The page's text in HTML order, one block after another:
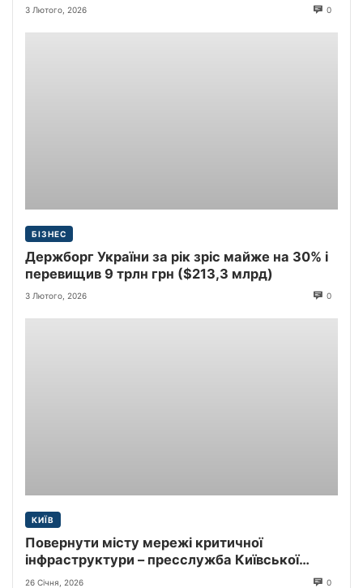
3 Лютого, 2026 0
БІЗНЕС
Держборг України за рік зріс майже на 30% і
перевищив 9 трлн грн ($213,3 млрд)
3 Лютого, 2026 0
КИЇВ
Повернути місту мережі критичної
інфраструктури – пресслужба Київської
міської прокуратури
26 Січня, 2026 0